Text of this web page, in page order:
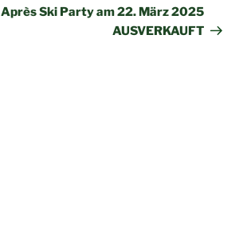
Beitrag
Après Ski Party am 22. März 2025
AUSVERKAUFT